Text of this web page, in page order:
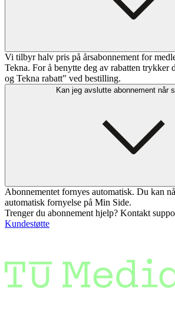
Vi tilbyr halv pris på årsabonnement for
Tekna. For å benytte deg av rabatten
og Tekna rabatt" ved bestilling.
Kan jeg avslutte abonnement når
Abonnementet fornyes automatisk. Du kan
automatisk fornyelse på Min Side.
Trenger du abonnement hjelp? Kontakt
Kundestøtte